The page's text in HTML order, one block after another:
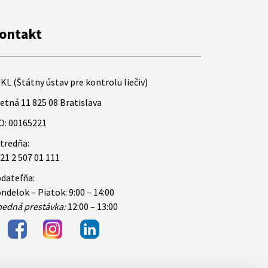
(Štátny ústav pre kontrolu liečiv)
11 825 08 Bratislava
00165221
2 507 01 111
– Piatok: 9:00 – 14:00
prestávka:12:00 – 13:00